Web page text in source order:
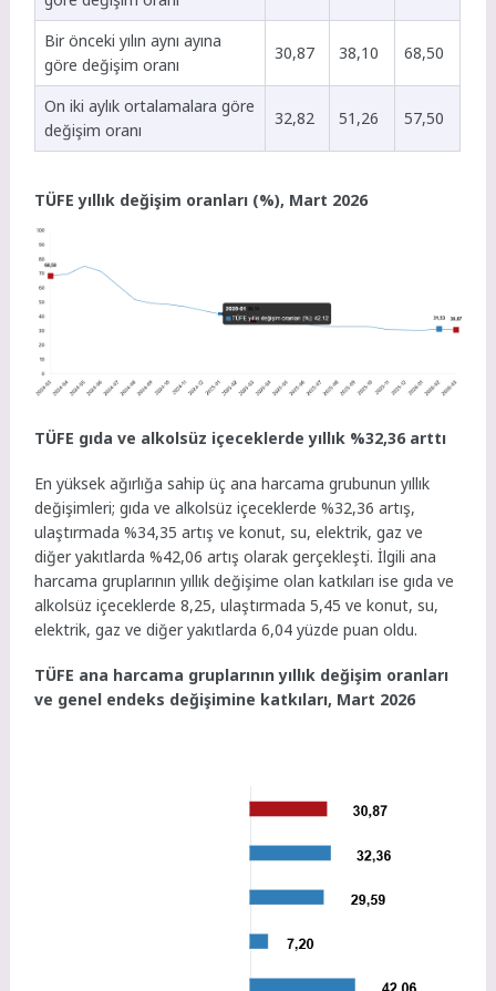
Bir önceki yılın aynı ayına
göre değişim oranı
30,87 38,10 68,50
On iki aylık ortalamalara göre
değişim oranı
32,82 51,26 57,50
TÜFE yıllık değişim oranları (%), Mart 2026
TÜFE gıda ve alkolsüz içeceklerde yıllık %32,36 arttı
En yüksek ağırlığa sahip üç ana harcama grubunun yıllık
değişimleri; gıda ve alkolsüz içeceklerde %32,36 artış,
ulaştırmada %34,35 artış ve konut, su, elektrik, gaz ve
diğer yakıtlarda %42,06 artış olarak gerçekleşti. İlgili ana
harcama gruplarının yıllık değişime olan katkıları ise gıda ve
alkolsüz içeceklerde 8,25, ulaştırmada 5,45 ve konut, su,
elektrik, gaz ve diğer yakıtlarda 6,04 yüzde puan oldu.
TÜFE ana harcama gruplarının yıllık değişim oranları
ve genel endeks değişimine katkıları, Mart 2026